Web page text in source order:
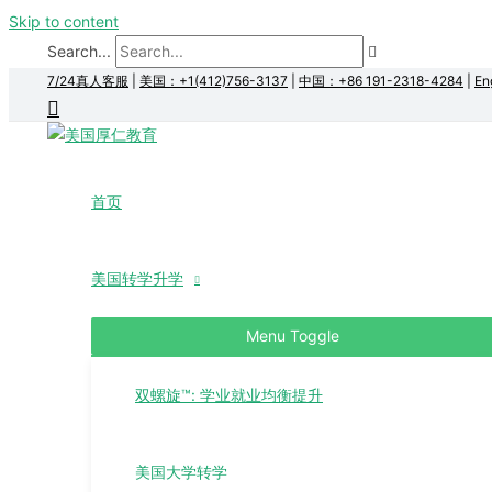
Skip to content
Search...
7/24真人客服 美国：+1(412)756-3137 中国：+86 191-2318-4284
首页
美国转学升学
Menu Toggle
双螺旋™: 学业就业均衡提升
美国大学转学